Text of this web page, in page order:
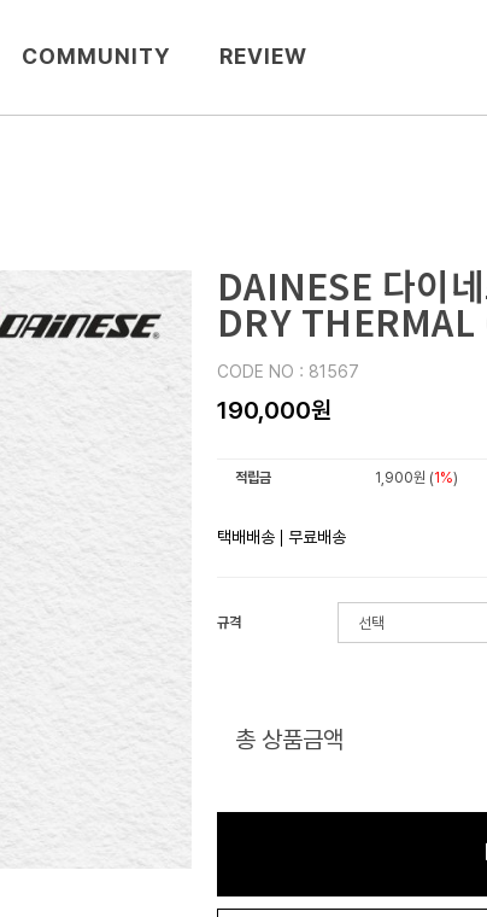
COMMUNITY REVIEW
DAINESE 다이
DRY
CODE NO : 81567
190,000원
적립금 1,900원 (1%)
택배배송 무료배송
규격
총 상품금액